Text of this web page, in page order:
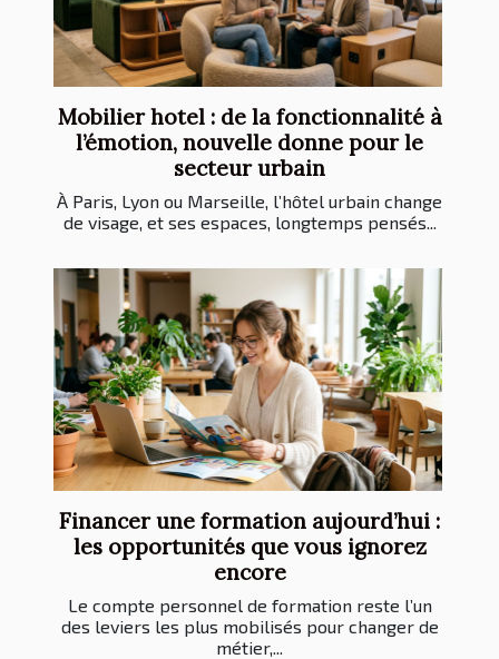
Mobilier hotel : de la fonctionnalité à
l’émotion, nouvelle donne pour le
secteur urbain
À Paris, Lyon ou Marseille, l’hôtel urbain change
de visage, et ses espaces, longtemps pensés...
Financer une formation aujourd’hui :
les opportunités que vous ignorez
encore
Le compte personnel de formation reste l’un
des leviers les plus mobilisés pour changer de
métier,...